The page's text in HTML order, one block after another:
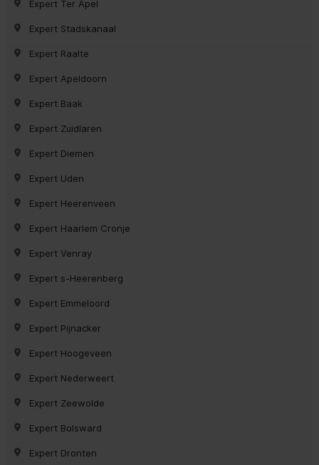
Expert Ter Apel
Expert Stadskanaal
Expert Raalte
Expert Apeldoorn
Expert Baak
Expert Zuidlaren
Expert Diemen
Expert Uden
Expert Heerenveen
Expert Haarlem Cronje
Expert Venray
Expert s-Heerenberg
Expert Emmeloord
Expert Pijnacker
Expert Hoogeveen
Expert Nederweert
Expert Zeewolde
Expert Bolsward
Expert Dronten